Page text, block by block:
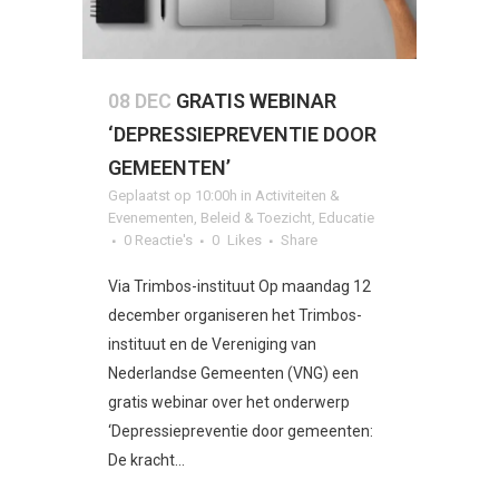
08 DEC GRATIS WEBINAR
‘DEPRESSIEPREVENTIE DOOR
GEMEENTEN’
Geplaatst op 10:00h in Activiteiten &
Evenementen Beleid & Toezicht Educatie
0 Reactie's
0 Likes Share
Via Trimbos-instituut Op maandag 12
december organiseren het Trimbos-
instituut en de Vereniging van
Nederlandse Gemeenten (VNG) een
gratis webinar over het onderwerp
‘Depressiepreventie door gemeenten:
De kracht...